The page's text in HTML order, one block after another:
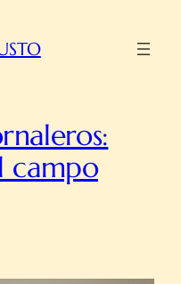
campo